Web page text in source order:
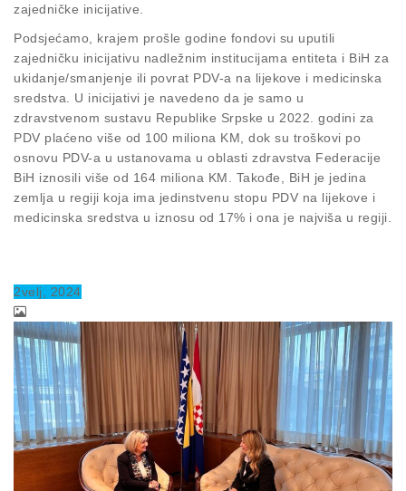
zajedničke inicijative.
Podsjećamo, krajem prošle godine fondovi su uputili
zajedničku inicijativu nadležnim institucijama entiteta i BiH za
ukidanje/smanjenje ili povrat PDV-a na lijekove i medicinska
sredstva. U inicijativi je navedeno da je samo u
zdravstvenom sustavu Republike Srpske u 2022. godini za
PDV plaćeno više od 100 miliona KM, dok su troškovi po
osnovu PDV-a u ustanovama u oblasti zdravstva Federacije
BiH iznosili više od 164 miliona KM. Takođe, BiH je jedina
zemlja u regiji koja ima jedinstvenu stopu PDV na lijekove i
medicinska sredstva u iznosu od 17% i ona je najviša u regiji.
2velj , 2024